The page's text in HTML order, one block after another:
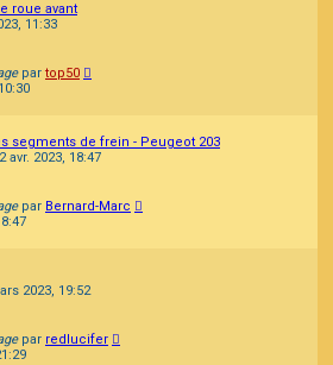
roue avant
11:33
par top50
segments de frein - Peugeot 203
avr. 2023, 18:47
par Bernard-Marc
2023, 19:52
par redlucifer